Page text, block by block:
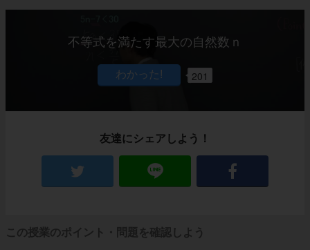
不等式を満たす最大の自然数ｎ
201
友達にシェアしよう！
この授業のポイント・問題を確認しよう